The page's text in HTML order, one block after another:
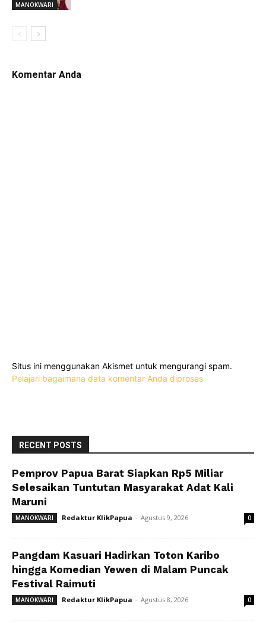
MANOKWARI
Komentar Anda
Situs ini menggunakan Akismet untuk mengurangi spam.
Pelajari bagaimana data komentar Anda diproses
RECENT POSTS
Pemprov Papua Barat Siapkan Rp5 Miliar
Selesaikan Tuntutan Masyarakat Adat Kali
Maruni
MANOKWARI Redaktur KlikPapua - Agustus 9, 2026 0
Pangdam Kasuari Hadirkan Toton Karibo
hingga Komedian Yewen di Malam Puncak
Festival Raimuti
MANOKWARI Redaktur KlikPapua - Agustus 8, 2026 0